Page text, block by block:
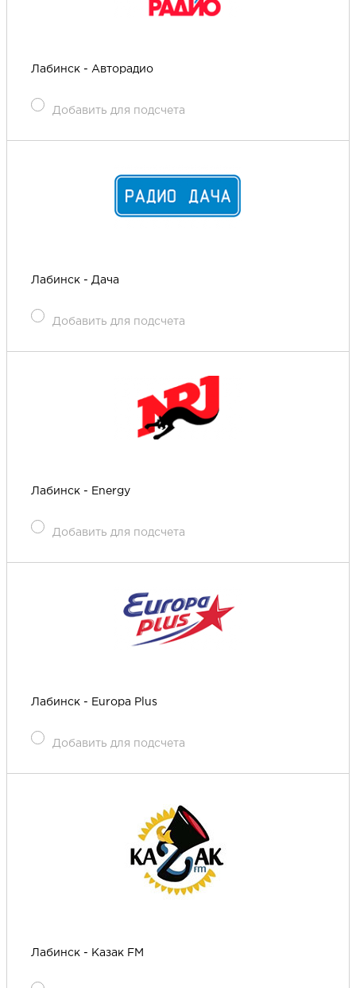
Лабинск - Авторадио
Добавить для подсчета
Лабинск - Дача
Добавить для подсчета
Лабинск - Energy
Добавить для подсчета
Лабинск - Europa Plus
Добавить для подсчета
Лабинск - Казак FM